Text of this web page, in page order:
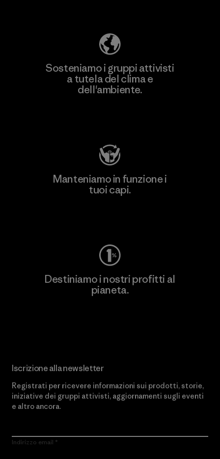
Sosteniamo i gruppi attivisti
a tutela del clima e
dell'ambiente.
Manteniamo in funzione i
tuoi capi.
Destiniamo i nostri profitti al
pianeta.
Iscrizione alla newsletter
Registrati per ricevere informazioni sui prodotti, storie,
iniziative dei gruppi attivisti, aggiornamenti sugli eventi
e altro ancora.
Indirizzo email